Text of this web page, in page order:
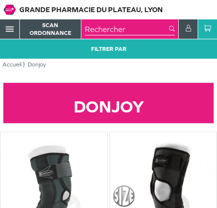
GRANDE PHARMACIE DU PLATEAU, LYON
menu
SCAN
ORDONNANCE
Accueil Donjoy
FILTRER PAR
DONJOY